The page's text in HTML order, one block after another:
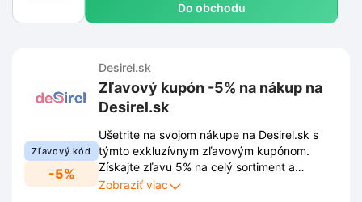
Do obchodu
Zľavový kód
-5%
Desirel.sk
Zľavový kupón -5% na nákup na
Desirel.sk
Ušetrite na svojom nákupe na Desirel.sk s
týmto exkluzívnym zľavovým kupónom.
Získajte zľavu 5% na celý sortiment a
doprajte si vytúžené kúsky za výhodnejšiu
Zobraziť viac